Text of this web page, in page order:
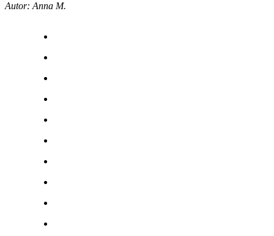
Autor: Anna M.